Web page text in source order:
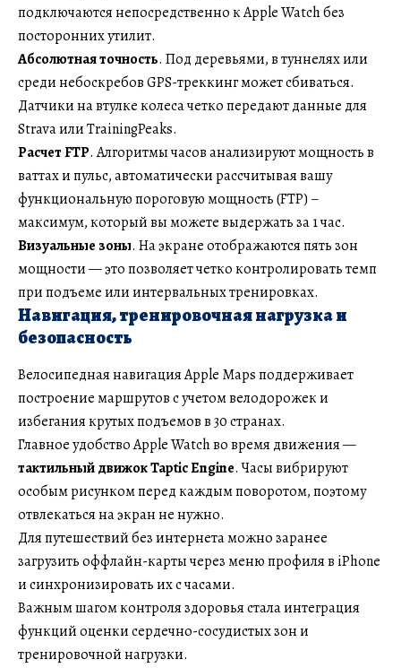
подключаются непосредственно к Apple Watch без
посторонних утилит.
Абсолютная точность. Под деревьями, в туннелях или
среди небоскребов GPS-треккинг может сбиваться.
Датчики на втулке колеса четко передают данные для
Strava или TrainingPeaks.
Расчет FTP. Алгоритмы часов анализируют мощность в
ваттах и пульс, автоматически рассчитывая вашу
функциональную пороговую мощность (FTP) –
максимум, который вы можете выдержать за 1 час.
Визуальные зоны. На экране отображаются пять зон
мощности — это позволяет четко контролировать темп
при подъеме или интервальных тренировках.
Навигация, тренировочная нагрузка и
безопасность
Велосипедная навигация Apple Maps поддерживает
построение маршрутов с учетом велодорожек и
избегания крутых подъемов в 30 странах.
Главное удобство Apple Watch во время движения —
тактильный движок Taptic Engine. Часы вибрируют
особым рисунком перед каждым поворотом, поэтому
отвлекаться на экран не нужно.
Для путешествий без интернета можно заранее
загрузить оффлайн-карты через меню профиля в iPhone
и синхронизировать их с часами.
Важным шагом контроля здоровья стала интеграция
функций оценки сердечно-сосудистых зон и
тренировочной нагрузки.